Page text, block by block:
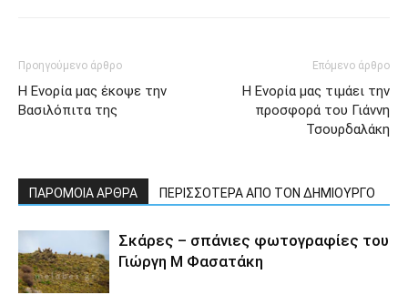
Προηγούμενο άρθρο
Η Ενορία μας έκοψε την
Βασιλόπιτα της
Επόμενο άρθρο
Η Ενορία μας τιμάει την
προσφορά του Γιάννη
Τσουρδαλάκη
ΠΑΡΟΜΟΙΑ ΑΡΘΡΑ ΠΕΡΙΣΣΟΤΕΡΑ ΑΠΟ ΤΟΝ ΔΗΜΙΟΥΡΓΟ
Σκάρες – σπάνιες φωτογραφίες του
Γιώργη Μ Φασατάκη